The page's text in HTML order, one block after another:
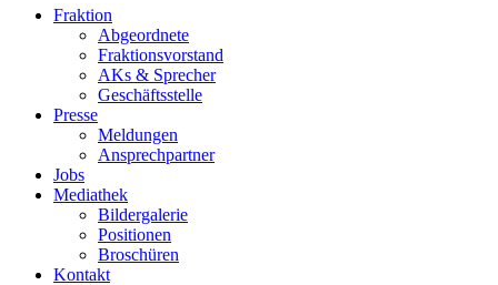
Fraktion
Abgeordnete
Fraktions­vorstand
AKs & Sprecher
Geschäftsstelle
Presse
Meldungen
Ansprechpartner
Jobs
Mediathek
Bildergalerie
Positionen
Broschüren
Kontakt